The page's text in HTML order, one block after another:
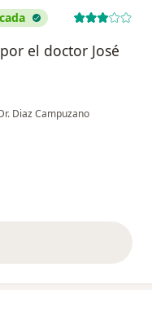
el doctor José
Diaz Campuzano
anteriores